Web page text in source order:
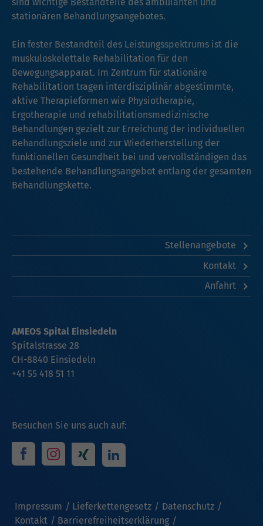
sind wichtige Bestandteile des ambulanten und
stationären Behandlungsangebotes.
Ein fester Bestandteil des Leistungsspektrums ist die
muskuloskelettale Rehabilitation für den
Bewegungsapparat. Im Zentrum für stationäre
Rehabilitation tragen interdisziplinär abgestimmte,
aktive Therapieformen wie Physiotherapie,
Ergotherapie und rehabilitationsmedizinische
Behandlungen gezielt zur Erreichung der individuellen
Behandlungsziele und zur Wiederherstellung der
funktionellen Gesundheit bei und vervollständigen das
bestehende Behandlungsangebot entlang der gesamten
Behandlungskette.
Stellenangebote
Kontakt
Anfahrt
Besuchen Sie uns auch auf:
Impressum Lieferkettengesetz
Datenschutz
Kontakt
Barrierefreiheitserklärung
AMEOS Spital Einsiedeln
Spitalstrasse 28
CH-8840 Einsiedeln
+41 55 418 51 11